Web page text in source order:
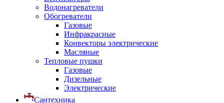
Водонагреватели
Обогреватели
Газовые
Инфракрасные
Конвекторы электрические
Масляные
Тепловые пушки
Газовые
Дизельные
Электрические
Сантехника